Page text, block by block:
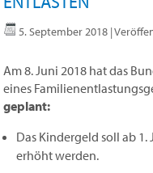
5. September 2018 |
Am 8. Juni 2018 hat das
eines
geplant:
Das Kindergeld soll ab
erhöht werden.